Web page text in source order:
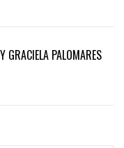
GRACIELA PALOMARES